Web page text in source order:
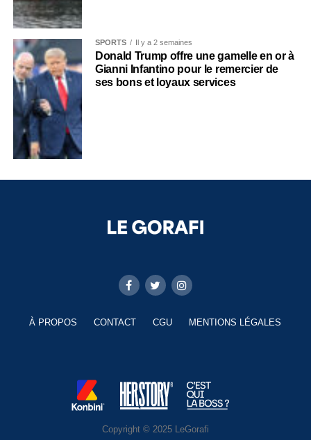
SPORTS Il y a 2 semaines
Donald Trump offre une gamelle en or à
Gianni Infantino pour le remercier de
ses bons et loyaux services
À PROPOS CONTACT CGU MENTIONS LÉGALES
Copyright © 2025 LeGorafi